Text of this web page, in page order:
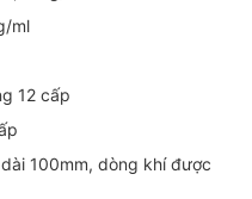
ml
12 cấp
100mm, dòng khí được